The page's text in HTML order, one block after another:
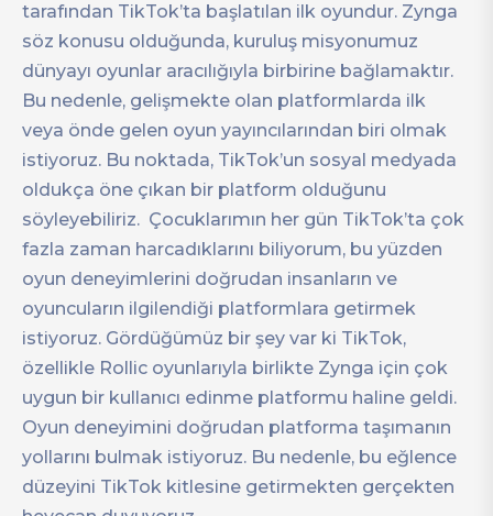
tarafından TikTok’ta başlatılan ilk oyundur. Zynga
söz konusu olduğunda, kuruluş misyonumuz
dünyayı oyunlar aracılığıyla birbirine bağlamaktır.
Bu nedenle, gelişmekte olan platformlarda ilk
veya önde gelen oyun yayıncılarından biri olmak
istiyoruz. Bu noktada, TikTok’un sosyal medyada
oldukça öne çıkan bir platform olduğunu
söyleyebiliriz. Çocuklarımın her gün TikTok’ta çok
fazla zaman harcadıklarını biliyorum, bu yüzden
oyun deneyimlerini doğrudan insanların ve
oyuncuların ilgilendiği platformlara getirmek
istiyoruz. Gördüğümüz bir şey var ki TikTok,
özellikle Rollic oyunlarıyla birlikte Zynga için çok
uygun bir kullanıcı edinme platformu haline geldi.
Oyun deneyimini doğrudan platforma taşımanın
yollarını bulmak istiyoruz. Bu nedenle, bu eğlence
düzeyini TikTok kitlesine getirmekten gerçekten